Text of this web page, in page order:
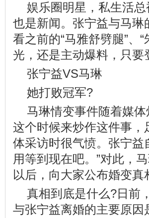
娱乐圈明星，私生活
也是新闻。张宁益与马
看之前的“马雅舒劈腿”
光，还是主动爆料，只
张宁益VS马琳
她打败冠军?
马琳情变事件随着媒
这个时候来炒作这件事，
体采访时很气愤。张宁益
用等到现在吧。”对此，
以后，向大家公布婚变真
真相到底是什么?日前
与张宁益离婚的主要原